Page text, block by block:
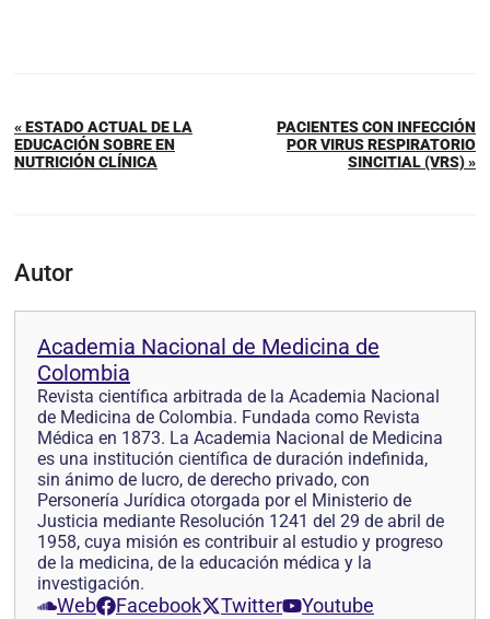
« ESTADO ACTUAL DE LA
EDUCACIÓN SOBRE EN
NUTRICIÓN CLÍNICA
PACIENTES CON INFECCIÓN
POR VIRUS RESPIRATORIO
SINCITIAL (VRS) »
Autor
Academia Nacional de Medicina de
Colombia
Revista científica arbitrada de la Academia Nacional
de Medicina de Colombia. Fundada como Revista
Médica en 1873. La Academia Nacional de Medicina
es una institución científica de duración indefinida,
sin ánimo de lucro, de derecho privado, con
Personería Jurídica otorgada por el Ministerio de
Justicia mediante Resolución 1241 del 29 de abril de
1958, cuya misión es contribuir al estudio y progreso
de la medicina, de la educación médica y la
investigación.
Web Facebook Twitter Youtube